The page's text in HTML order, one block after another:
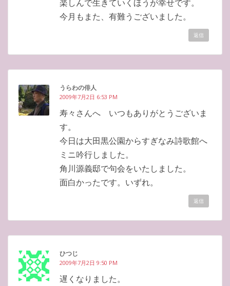
楽しんで生きていくほうが幸せです。
今月もまた、有難うございました。
返信
うらわの俳人
2009年7月2日 6:53 PM
寿々さんへ いつもありがとうございま
す。
今日は大田黒公園からすぎなみ詩歌館へ
ミニ吟行しました。
角川源義邸で句会をいたしました。
面白かったです。いずれ。
返信
ひつじ
2009年7月2日 9:50 PM
遅くなりました。